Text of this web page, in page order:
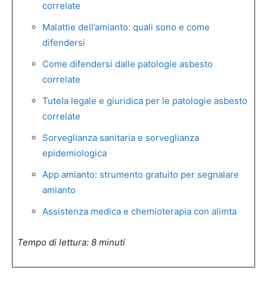
correlate
Malattie dell’amianto: quali sono e come
difendersi
Come difendersi dalle patologie asbesto
correlate
Tutela legale e giuridica per le patologie asbesto
correlate
Sorveglianza sanitaria e sorveglianza
epidemiologica
App amianto: strumento gratuito per segnalare
amianto
Assistenza medica e chemioterapia con alimta
Tempo di lettura: 8 minuti